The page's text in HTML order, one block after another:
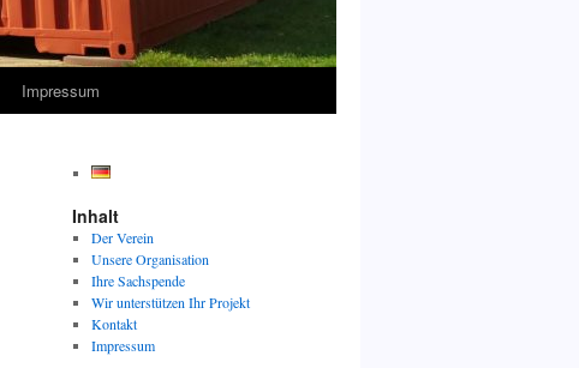
Impressum
Inhalt
Der Verein
Unsere Organisation
Ihre Sachspende
Wir unterstützen Ihr Projekt
Kontakt
Impressum